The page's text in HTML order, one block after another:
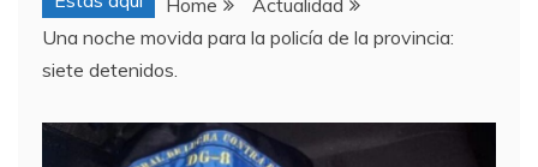
Home
Actualidad
Una noche movida para la policía de la provincia:
siete detenidos.